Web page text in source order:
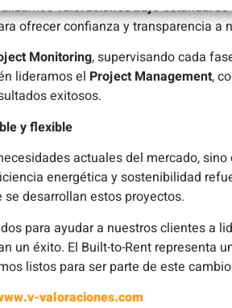
valoraciones bajo estándares
ofrecer confianza y transparencia a
Monitoring, supervisando cada
lideramos el Project Management,
exitosos.
y flexible
actuales del mercado,
energética y sostenibilidad
desarrollan estos proyectos.
para ayudar a nuestros clientes a
un éxito. El Built-to-Rent representa
listos para ser parte de este
valoraciones.com